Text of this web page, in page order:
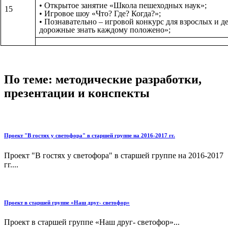
15
• Открытое занятие «Школа пешеходных наук»;
• Игровое шоу «Что? Где? Когда?»;
• Познавательно – игровой конкурс для взрослых и
дорожные знать каждому положено»;
По теме: методические разработки,
презентации и конспекты
Проект "В гостях у светофора" в старшей группе на 2016-2017 гг.
Проект "В гостях у светофора" в старшей группе на 2016-2017
гг....
Проект в старшей группе «Наш друг- светофор»
Проект в старшей группе «Наш друг- светофор»...